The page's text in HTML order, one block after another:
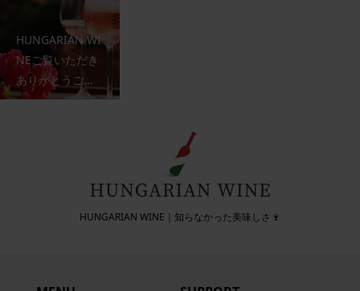
HUNGARIAN WI
NEご覧いただき
ありがとうご...
HUNGARIAN WINE｜知らなかった美味しさ🍷